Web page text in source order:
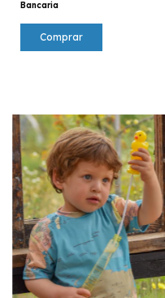
Bancaria